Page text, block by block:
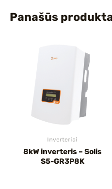
Panašūs
Inverteriai
8kW inverteris – Solis
S5-GR3P8K